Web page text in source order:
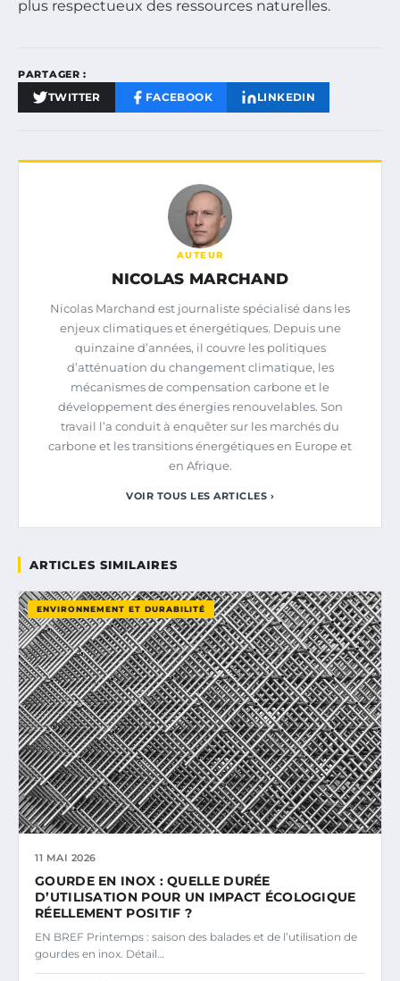
plus respectueux des ressources naturelles.
PARTAGER :
TWITTER FACEBOOK LINKEDIN
AUTEUR
NICOLAS MARCHAND
Nicolas Marchand est journaliste spécialisé dans les
enjeux climatiques et énergétiques. Depuis une
quinzaine d’années, il couvre les politiques
d’atténuation du changement climatique, les
mécanismes de compensation carbone et le
développement des énergies renouvelables. Son
travail l’a conduit à enquêter sur les marchés du
carbone et les transitions énergétiques en Europe et
en Afrique.
VOIR TOUS LES ARTICLES ›
ARTICLES SIMILAIRES
ENVIRONNEMENT ET DURABILITÉ
11 MAI 2026
GOURDE EN INOX : QUELLE DURÉE
D’UTILISATION POUR UN IMPACT ÉCOLOGIQUE
RÉELLEMENT POSITIF ?
EN BREF Printemps : saison des balades et de l’utilisation de
gourdes en inox. Détail…